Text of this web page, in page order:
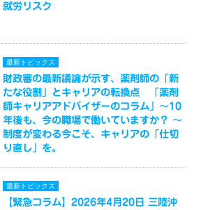
就労リスク
最新トピックス
財政審の最新議論が示す、薬剤師の「新
たな役割」とキャリアの転換点 「薬剤
師キャリアアドバイザーのコラム」～10
年後も、今の職場で働いていますか？ ～
制度が変わる今こそ、キャリアの「仕切
り直し」を。
最新トピックス
【緊急コラム】2026年4月20日 三陸沖